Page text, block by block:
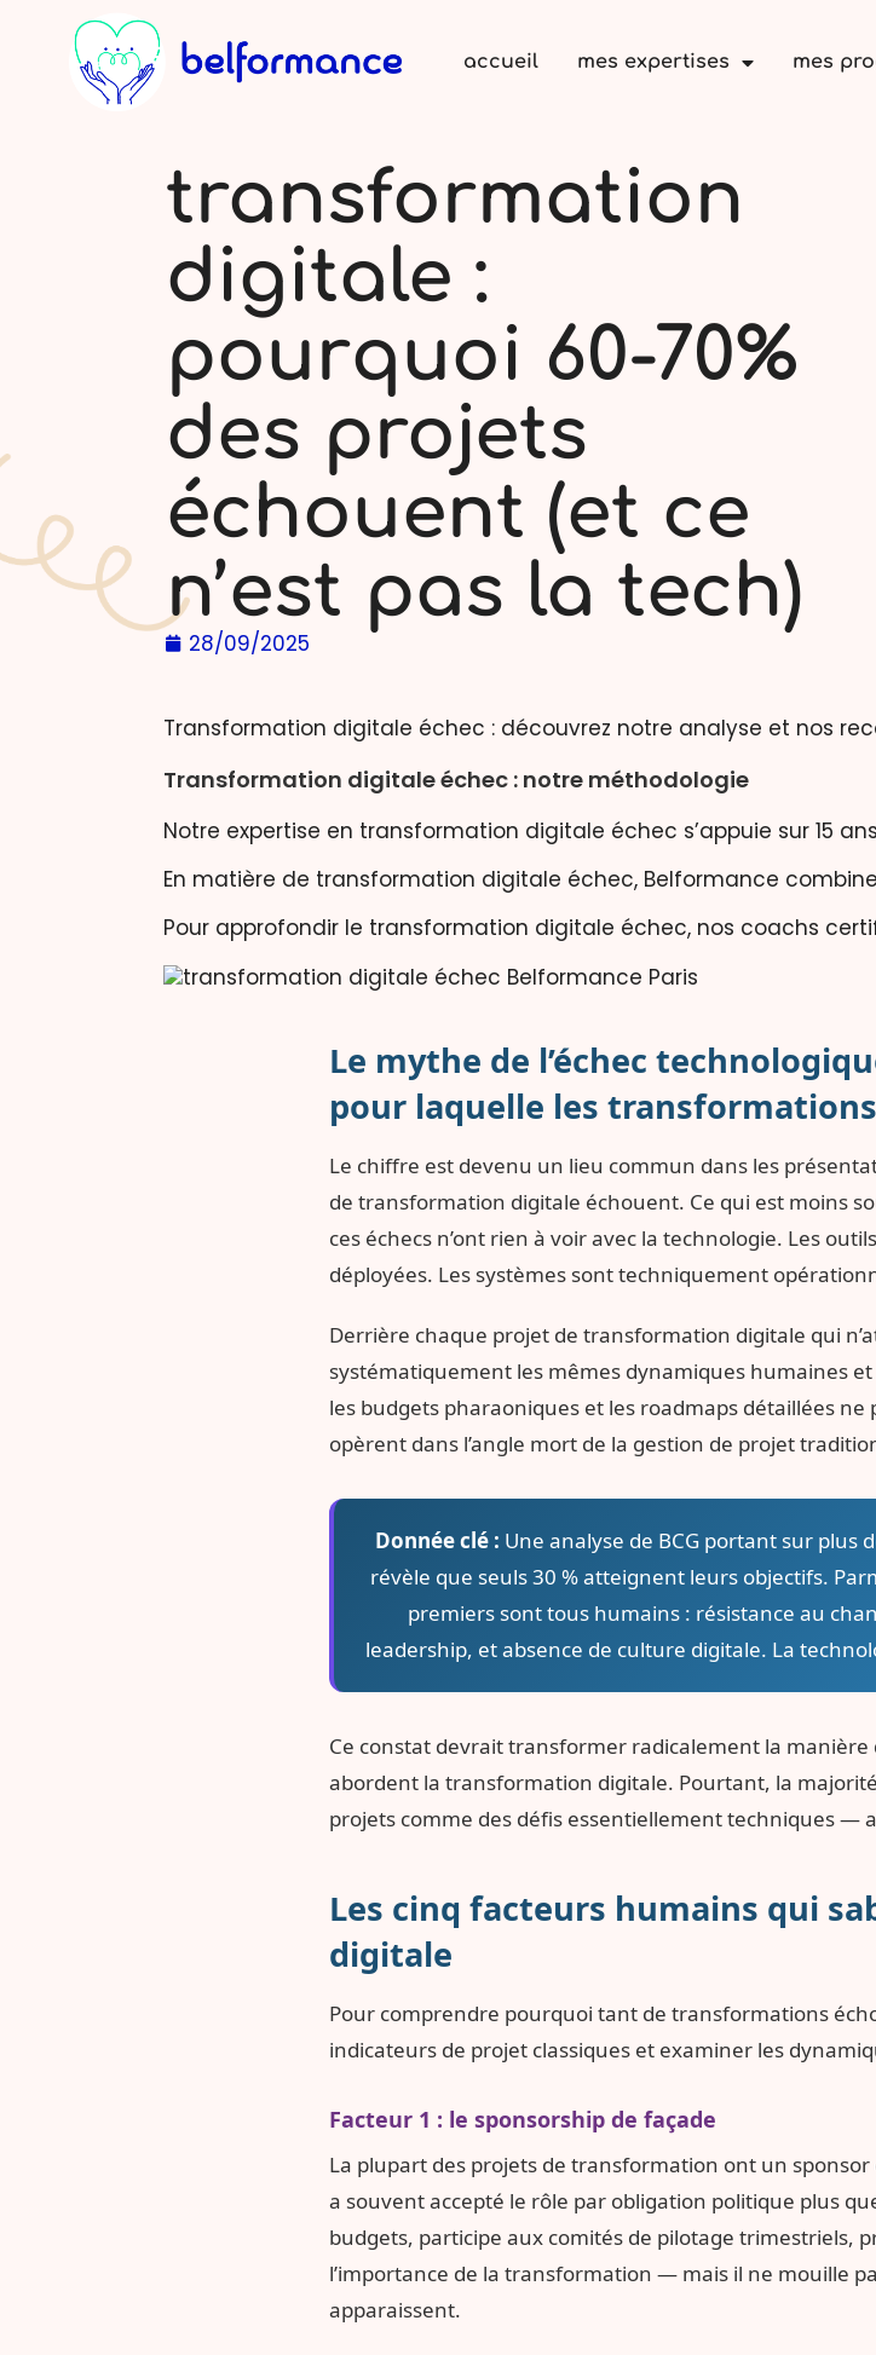
accueil mes expertises mes
transformation
digitale :
pourquoi 60-70%
des projets
échouent (et ce
n’est pas la tech)
28/09/2025
Transformation digitale échec : découvrez notre analyse et nos
Transformation digitale échec : notre méthodologie
Notre expertise en transformation digitale échec s’appuie sur 15
En matière de transformation digitale échec, Belformance
Pour approfondir le transformation digitale échec, nos coachs
Le mythe de l’échec
pour laquelle les
Le chiffre est devenu un lieu commun dans les
de transformation digitale échouent. Ce qui est moins
ces échecs n’ont rien à voir avec la technologie. Les
déployées. Les systèmes sont techniquement
Derrière chaque projet de transformation digitale qui
systématiquement les mêmes dynamiques humaines
les budgets pharaoniques et les roadmaps détaillées ne
opèrent dans l’angle mort de la gestion de projet
Donnée clé : Une analyse de BCG portant sur
révèle que seuls 30 % atteignent leurs objectifs.
premiers sont tous humains : résistance au
leadership, et absence de culture digitale. La
Ce constat devrait transformer radicalement la manière
abordent la transformation digitale. Pourtant, la
projets comme des défis essentiellement techniques —
Les cinq facteurs humains qui
digitale
Pour comprendre pourquoi tant de transformations
indicateurs de projet classiques et examiner les
Facteur 1 : le sponsorship de façade
La plupart des projets de transformation ont un
a souvent accepté le rôle par obligation politique plus
budgets, participe aux comités de pilotage trimestriels,
l’importance de la transformation — mais il ne mouille
apparaissent.